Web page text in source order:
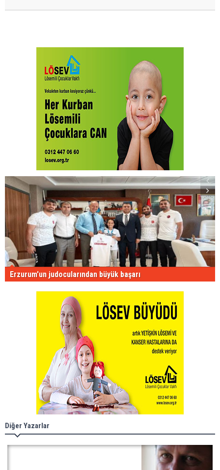
Erzurum'un judocularından büyük başarı
Diğer Yazarlar